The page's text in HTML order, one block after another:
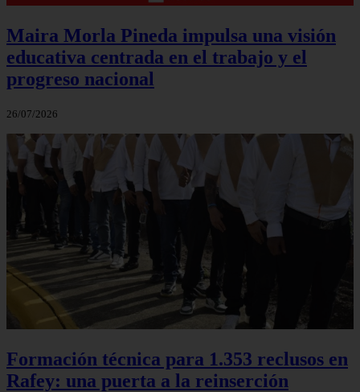
Maira Morla Pineda impulsa una visión
educativa centrada en el trabajo y el
progreso nacional
26/07/2026
Formación técnica para 1.353 reclusos en
Rafey: una puerta a la reinserción